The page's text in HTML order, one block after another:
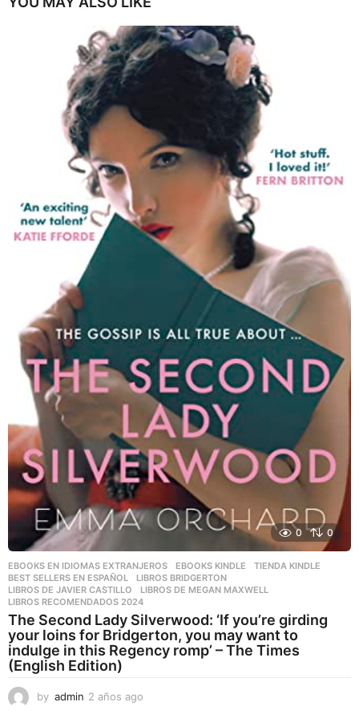
0 0
EBOOKS EN IDIOMAS EXTRANJEROS ,EBOOKS KINDLE ,TIENDA KINDLE
BEST SELLERS EN ESPAÑOL
,LIBROS BRIDGERTON
LIBROS DE JAVIER CASTILLO
,LIBROS DE MEGAN MAXWELL
LIBROS RECOMENDADOS 2024
The Second Lady Silverwood: ‘If you’re girding
your loins for Bridgerton, you may want to
indulge in this Regency romp’ – The Times
(English Edition)
by admin 2 años ago